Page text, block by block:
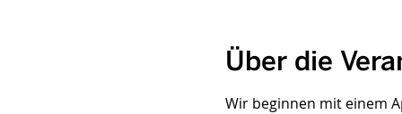
Über die
Wir beginnen mit einem